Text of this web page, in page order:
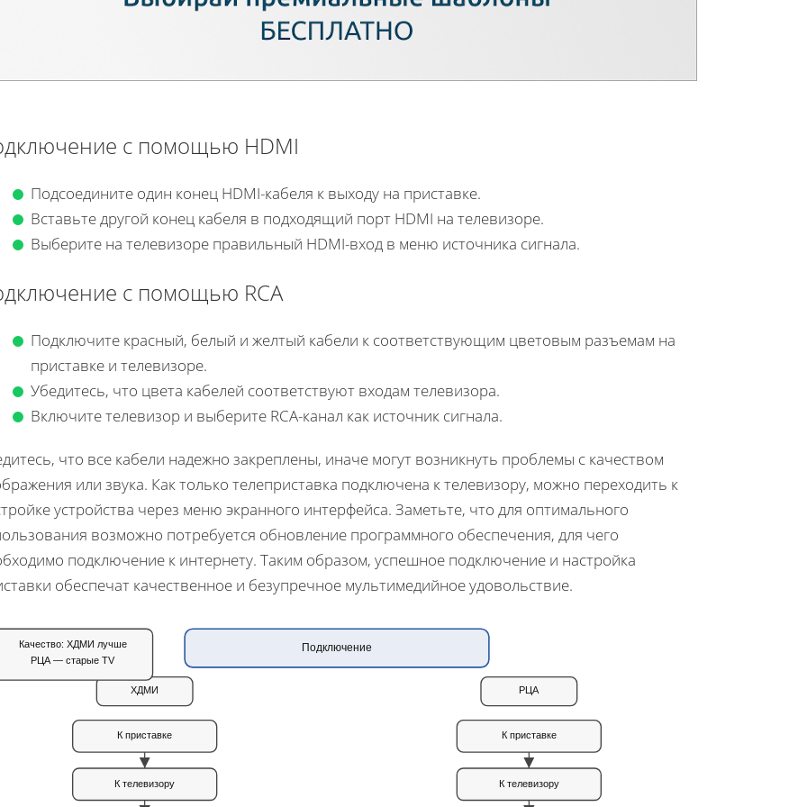
с помощью HDMI
Подсоедините один конец HDMI-кабеля к выходу на приставке.
Вставьте другой конец кабеля в подходящий порт HDMI на телевизоре.
Выберите на телевизоре правильный HDMI-вход в меню источника сигнала.
с помощью RCA
Подключите красный, белый и желтый кабели к соответствующим цветовым разъемам на
приставке и телевизоре.
Убедитесь, что цвета кабелей соответствуют входам телевизора.
Включите телевизор и выберите RCA-канал как источник сигнала.
что все кабели надежно закреплены, иначе могут возникнуть проблемы с качеством
или звука. Как только телеприставка подключена к телевизору, можно переходить к
устройства через меню экранного интерфейса. Заметьте, что для оптимального
возможно потребуется обновление программного обеспечения, для чего
подключение к интернету. Таким образом, успешное подключение и настройка
обеспечат качественное и безупречное мультимедийное удовольствие.
Подключение
ХДМИ
К приставке
К телевизору
РЦА
К приставке
К телевизору
Качество: ХДМИ лучше
РЦА — старые TV